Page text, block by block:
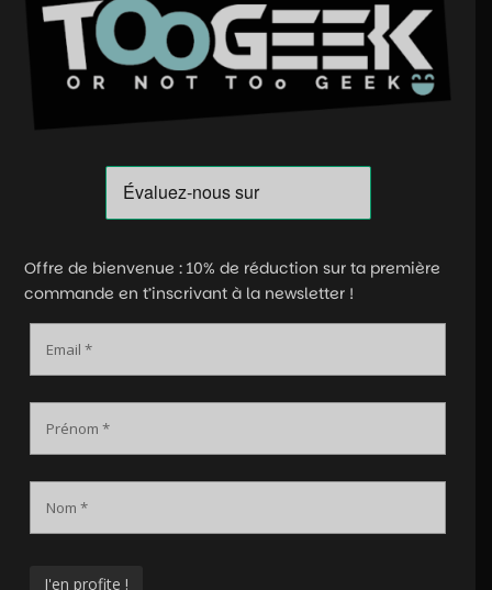
Offre de bienvenue : 10% de réduction sur ta première
commande en t’inscrivant à la newsletter !